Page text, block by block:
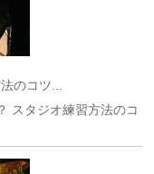
のコツ...
スタジオ練習方法のコ